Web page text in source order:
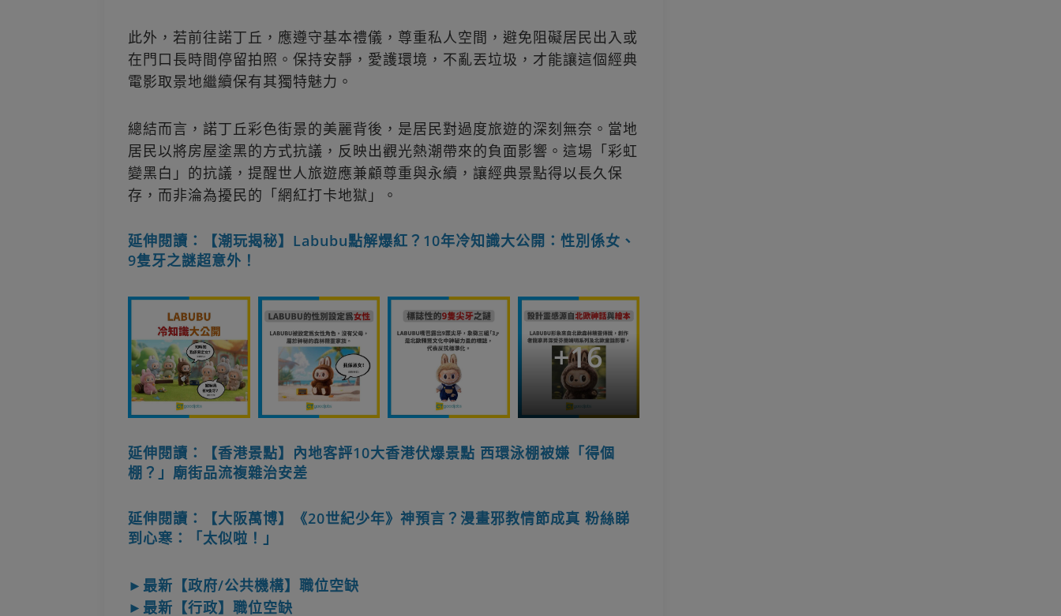
此外，若前往諾丁丘，應遵守基本禮儀，尊重私人空間，避免阻礙居民出入或
在門口長時間停留拍照。保持安靜，愛護環境，不亂丟垃圾，才能讓這個經典
電影取景地繼續保有其獨特魅力。
總結而言，諾丁丘彩色街景的美麗背後，是居民對過度旅遊的深刻無奈。當地
居民以將房屋塗黑的方式抗議，反映出觀光熱潮帶來的負面影響。這場「彩虹
變黑白」的抗議，提醒世人旅遊應兼顧尊重與永續，讓經典景點得以長久保
存，而非淪為擾民的「網紅打卡地獄」。
延伸閱讀：【潮玩揭秘】Labubu點解爆紅？10年冷知識大公開：性別係女、
9隻牙之謎超意外！
+16
延伸閱讀：【香港景點】內地客評10大香港伏爆景點 西環泳棚被嫌「得個
棚？」廟街品流複雜治安差
延伸閱讀：【大阪萬博】《20世紀少年》神預言？漫畫邪教情節成真 粉絲睇
到心寒：「太似啦！」
►最新【政府/公共機構】職位空缺
►最新【行政】職位空缺